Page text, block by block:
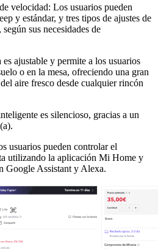
velocidad: Los usuarios pueden
y estándar, y tres tipos de ajustes de
sus necesidades de
ajustable y permite a los usuarios
o en la mesa, ofreciendo una gran
aire fresco desde cualquier rincón
es silencioso, gracias a un
usuarios pueden controlar el
utilizando la aplicación Mi Home y
Google Assistant y Alexa.